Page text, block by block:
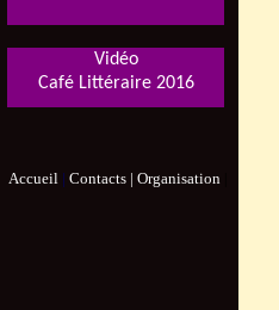
Accueil | Contacts | Organisation
Vidéo
Café Littéraire2016